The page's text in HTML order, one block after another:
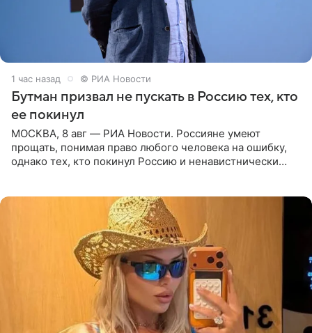
1 час назад © РИА Новости
Бутман призвал не пускать в Россию тех, кто
ее покинул
МОСКВА, 8 авг — РИА Новости. Россияне умеют
прощать, понимая право любого человека на ошибку,
однако тех, кто покинул Россию и ненавистнически